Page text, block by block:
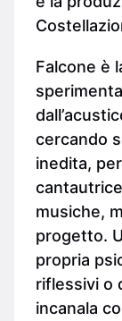
Falcone è
cercando
inedita,
musiche,
progetto.
propria
riflessivi o
incanala